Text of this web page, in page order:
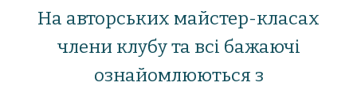
На авторських майстер-класах
члени клубу та всі бажаючі
ознайомлюються з